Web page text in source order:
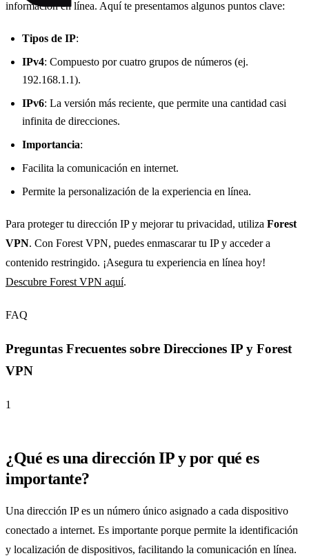
información en línea. Aquí te presentamos algunos puntos clave:
Tipos de IP:
IPv4: Compuesto por cuatro grupos de números (ej.
192.168.1.1).
IPv6: La versión más reciente, que permite una cantidad casi
infinita de direcciones.
Importancia:
Facilita la comunicación en internet.
Permite la personalización de la experiencia en línea.
Para proteger tu dirección IP y mejorar tu privacidad, utiliza Forest
VPN. Con Forest VPN, puedes enmascarar tu IP y acceder a
contenido restringido. ¡Asegura tu experiencia en línea hoy!
Descubre Forest VPN aquí.
FAQ
Preguntas Frecuentes sobre Direcciones IP y Forest
VPN
1
¿Qué es una dirección IP y por qué es
importante?
Una dirección IP es un número único asignado a cada dispositivo
conectado a internet. Es importante porque permite la identificación
y localización de dispositivos, facilitando la comunicación en línea.